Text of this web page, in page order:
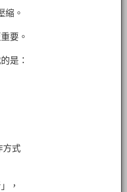
縮。
要。
是：
方式
，